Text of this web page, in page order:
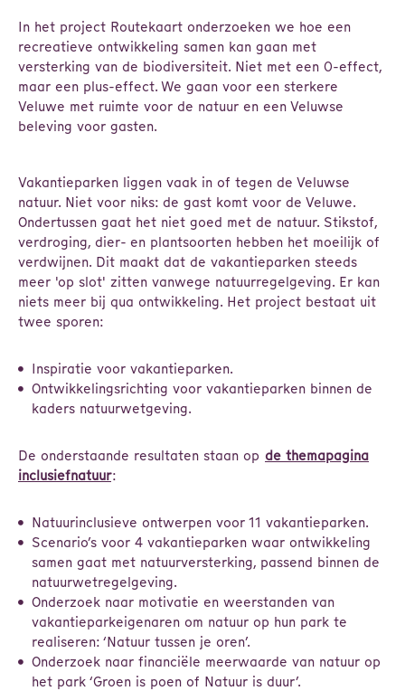
In het project Routekaart onderzoeken we hoe een
recreatieve ontwikkeling samen kan gaan met
versterking van de biodiversiteit. Niet met een 0-effect,
maar een plus-effect. We gaan voor een sterkere
Veluwe met ruimte voor de natuur en een Veluwse
beleving voor gasten.
Vakantieparken liggen vaak in of tegen de Veluwse
natuur. Niet voor niks: de gast komt voor de Veluwe.
Ondertussen gaat het niet goed met de natuur. Stikstof,
verdroging, dier- en plantsoorten hebben het moeilijk of
verdwijnen. Dit maakt dat de vakantieparken steeds
meer 'op slot' zitten vanwege natuurregelgeving. Er kan
niets meer bij qua ontwikkeling. Het project bestaat uit
twee sporen:
Inspiratie voor vakantieparken.
Ontwikkelingsrichting voor vakantieparken binnen de
kaders natuurwetgeving.
De onderstaande resultaten staan op de themapagina
inclusiefnatuur:
Natuurinclusieve ontwerpen voor 11 vakantieparken.
Scenario’s voor 4 vakantieparken waar ontwikkeling
samen gaat met natuurversterking, passend binnen de
natuurwetregelgeving.
Onderzoek naar motivatie en weerstanden van
vakantieparkeigenaren om natuur op hun park te
realiseren: ‘Natuur tussen je oren’.
Onderzoek naar financiële meerwaarde van natuur op
het park ‘Groen is poen of Natuur is duur’.